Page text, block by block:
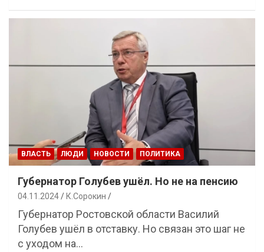
ВЛАСТЬ ЛЮДИ НОВОСТИ ПОЛИТИКА
Губернатор Голубев ушёл. Но не на пенсию
04.11.2024 К.Сорокин
Губернатор Ростовской области Василий
Голубев ушёл в отставку. Но связан это шаг не
с уходом на…